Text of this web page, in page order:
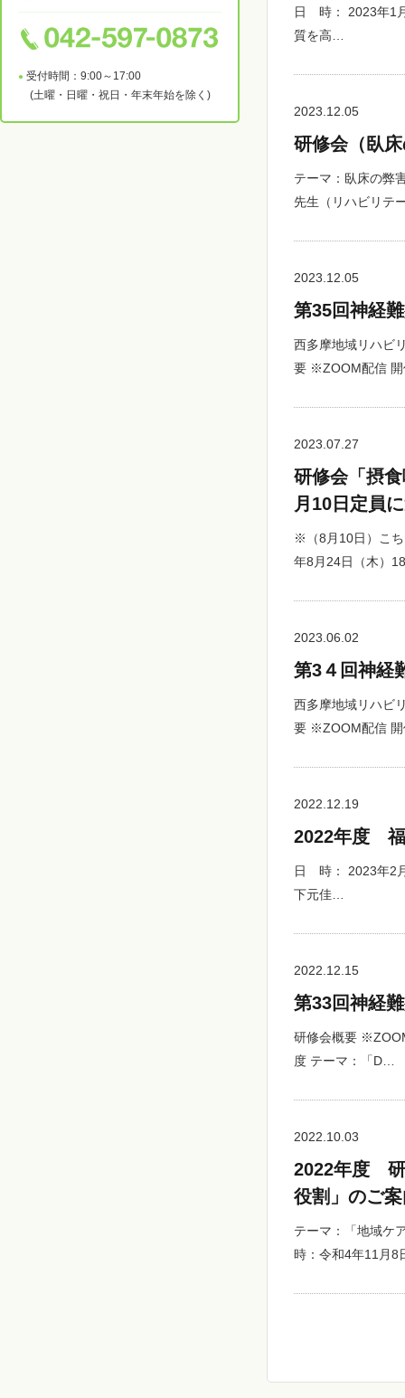
日 時： 2023年1
質を高…
2023.12.05
研修会（臥
テーマ：臥床の弊
先生（リハビリテ
2023.12.05
第35回神経
西多摩地域リハビ
要 ※ZOOM配信
2023.07.27
研修会「摂
月10日定員
※（8月10日）こ
年8月24日（木）
2023.06.02
第3４回神経
西多摩地域リハビ
要 ※ZOOM配信
2022.12.19
2022年度 福
日 時： 2023年2
下元佳…
2022.12.15
第33回神経
研修会概要
度 テーマ：「D…
2022.10.03
2022年度 研
役割」のご
テーマ：「地域ケ
時：令和4年11月
受付時間：9:00～17:00
(土曜・日曜・祝日・年末年始を除く)